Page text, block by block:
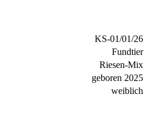
KS-01/01/26
Fundtier
Riesen-Mix
geboren 2025
weiblich